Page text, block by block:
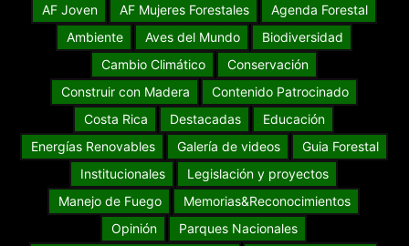
AF Joven AF Mujeres Forestales
Agenda Forestal
Ambiente
Aves del Mundo
Biodiversidad
Cambio Climático
Conservación
Construir con Madera
Contenido Patrocinado
Costa Rica
Destacadas
Educación
Energías Renovables
Galería de videos
Guia Forestal
Institucionales
Legislación y proyectos
Manejo de Fuego
Memorias&Reconocimientos
Opinión
Parques Nacionales